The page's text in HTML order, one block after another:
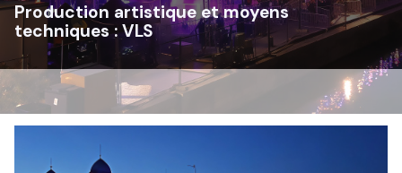
Production artistique et moyens
techniques :VLS